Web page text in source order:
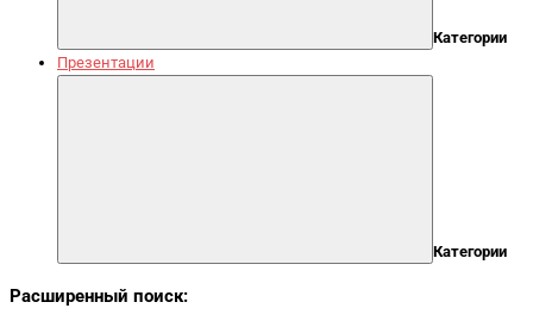
Категории
Презентации
Категории
Расширенный поиск: